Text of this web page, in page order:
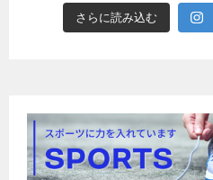
さらに読み込む